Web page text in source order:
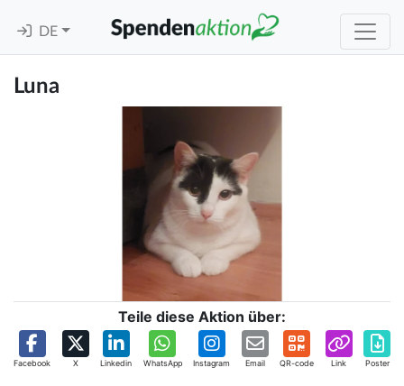
DE
Luna
Teile diese Aktion über:
Facebook X Linkedin WhatsApp Instagram Email QR-code Link Poster